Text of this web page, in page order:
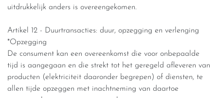
uitdrukkelijk anders is overeengekomen.
Artikel 12 - Duurtransacties: duur, opzegging en verlenging
*Opzegging
De consument kan een overeenkomst die voor onbepaalde
tijd is aangegaan en die strekt tot het geregeld afleveren van
producten (elektriciteit daaronder begrepen) of diensten, te
allen tijde opzeggen met inachtneming van daartoe